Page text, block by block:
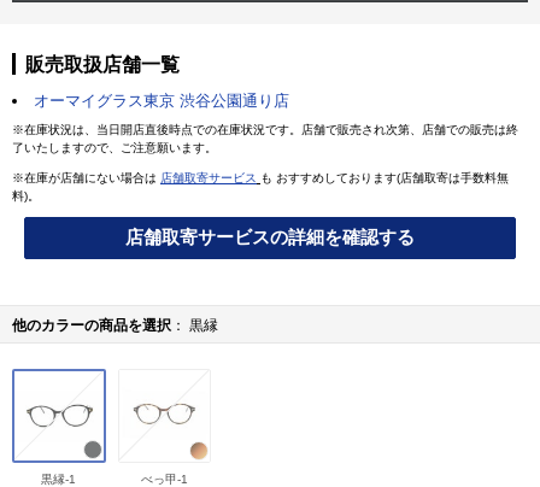
販売取扱店舗一覧
オーマイグラス東京 渋谷公園通り店
※在庫状況は、当日開店直後時点での在庫状況です。店舗で販売され次第、店舗での販売は終
了いたしますので、ご注意願います。
※在庫が店舗にない場合は 店舗取寄サービス
も おすすめしております(店舗取寄は手数料無
料)。
店舗取寄サービスの詳細を確認する
他のカラーの商品を選択 黒縁
黒縁-1 べっ甲-1